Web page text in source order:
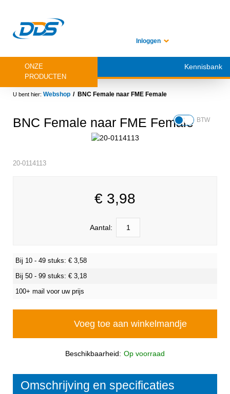
Inloggen
ONZE
PRODUCTEN
Kennisbank
BTW
Webshop BNC Female naar FME Female
BNC Female naar FME Female
20-0114113
€ 3,98
Aantal:
Bij 10 - 49 stuks: € 3,58
Bij 50 - 99 stuks: € 3,18
100+ mail voor uw prijs
Voeg toe aan winkelmandje
Beschikbaarheid: Op voorraad
Omschrijving en specificaties